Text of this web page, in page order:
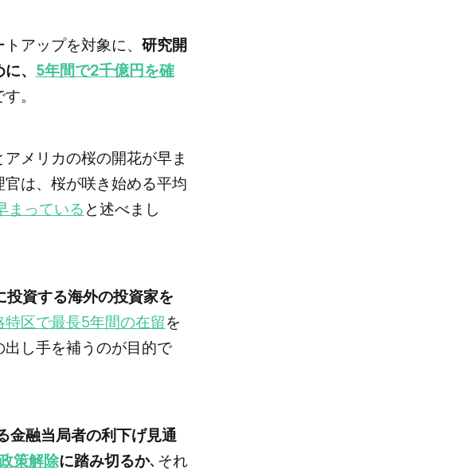
アップを対象に、 研究開
、 5年間で2千億円を確
。
メリカの桜の開花が早ま
は、桜が咲き始める平均
まっていると述べまし
資する海外の投資家を
特区で最長5年間の在留を
し手を補うのが目的で
金融当局者の利下げ見通
策解除に踏み切るか､それ